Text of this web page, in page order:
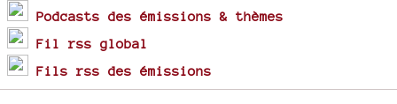
Podcasts des émissions & thèmes
Fil rss global
Fils rss des émissions